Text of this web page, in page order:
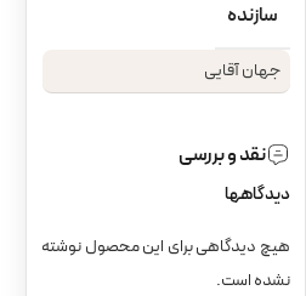
سازنده
جهان آقایی
نقد و بررسی
دیدگاهها
هیچ دیدگاهی برای این محصول نوشته
نشده است.